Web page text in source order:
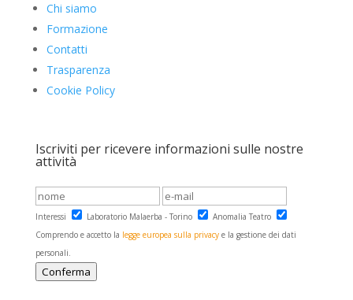
Chi siamo
Formazione
Contatti
Trasparenza
Cookie Policy
Iscriviti per ricevere informazioni sulle nostre
attività
Interessi Laboratorio Malaerba - Torino
Anomalia Teatro
Comprendo e accetto la legge europea sulla privacye la gestione dei dati
personali.
Conferma